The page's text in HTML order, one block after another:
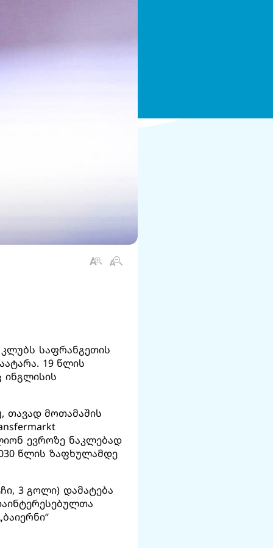
საფრანგეთის
19 წლის
თავად მოთამაშის
ევროზე ნაკლებად
წლის ზაფხულამდე
3 გოლი) დამატება